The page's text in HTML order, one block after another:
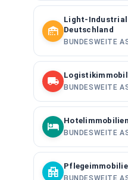
Light-Industrial
Deutschland
BUNDESWEITE
BUNDESWEITE
BUNDESWEITE
BUNDESWEITE